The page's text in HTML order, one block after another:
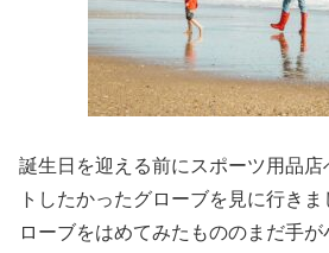
誕生日を迎える前にスポーツ用品
トしたかったグローブを見に行き
ローブをはめてみたもののまだ手